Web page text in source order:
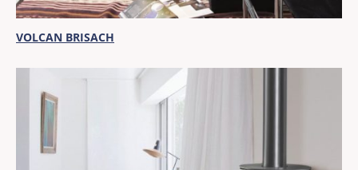
VOLCAN BRISACH